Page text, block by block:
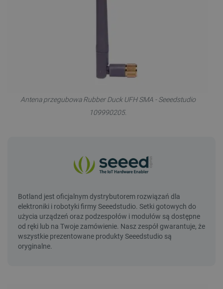
Antena przegubowa Rubber Duck UFH SMA - Seeedstudio
109990205.